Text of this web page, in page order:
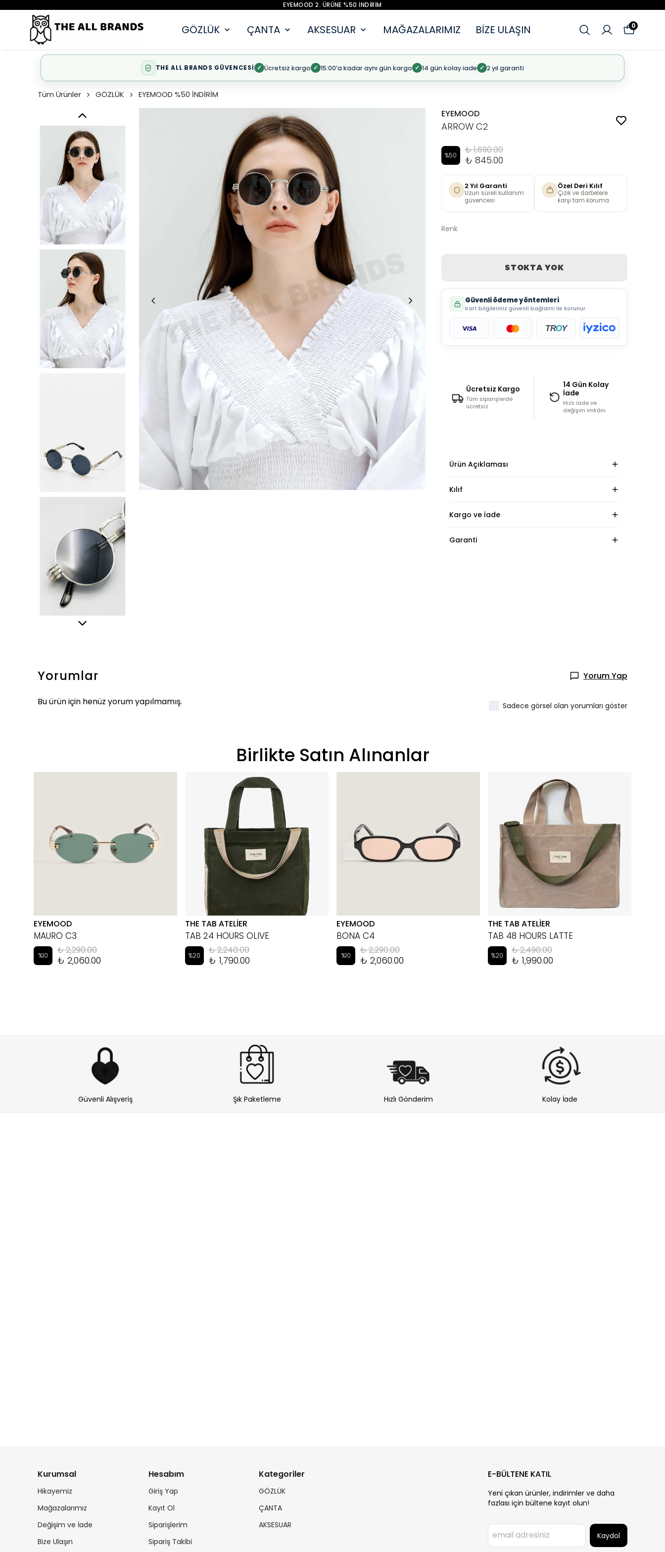
EYEMOOD 2. ÜRÜNE %50 İNDİRİM
GÖZLÜK ÇANTA AKSESUAR MAĞAZALARIMIZ BİZE ULAŞIN 0
THE ALL BRANDS GÜVENCESİ ✓ Ücretsiz kargo ✓ 15:00’a kadar aynı gün kargo ✓ 14 gün kolay iade ✓ 2 yıl garanti
Tüm Ürünler GÖZLÜK EYEMOOD %50 İNDİRİM
EYEMOOD
ARROW C2
%50 ₺ 1,690.00
₺ 845.00
2 Yıl Garanti
Uzun süreli kullanım
güvencesi
Özel Deri Kılıf
Çizik ve darbelere
karşı tam koruma
Renk
STOKTA YOK
Güvenli ödeme yöntemleri
Kart bilgileriniz güvenli bağlantı ile korunur
TROY
Ücretsiz Kargo
Tüm siparişlerde
ücretsiz
14 Gün Kolay
İade
Hızlı iade ve
değişim imkânı
Ürün Açıklaması
Kılıf
Kargo ve İade
Garanti
Yorumlar Yorum Yap
Bu ürün için henüz yorum yapılmamış. Sadece görsel olan yorumları göster
Birlikte Satın Alınanlar
EYEMOOD
MAURO C3
%10 ₺ 2,290.00
₺ 2,060.00
THE TAB ATELİER
TAB 24 HOURS OLIVE
%20 ₺ 2,240.00
₺ 1,790.00
EYEMOOD
BONA C4
%10 ₺ 2,290.00
₺ 2,060.00
THE TAB ATELİER
TAB 48 HOURS LATTE
%20 ₺ 2,490.00
₺ 1,990.00
Güvenli Alışveriş Şık Paketleme Hızlı Gönderim Kolay İade
Kurumsal
Hikayemiz
Mağazalarımız
Değişim ve İade
Bize Ulaşın
Hesabım
Giriş Yap
Kayıt Ol
Siparişlerim
Sipariş Takibi
Kategoriler
GÖZLÜK
ÇANTA
AKSESUAR
E-BÜLTENE KATIL
Yeni çıkan ürünler, indirimler ve daha
fazlası için bültene kayıt olun!
Kaydol